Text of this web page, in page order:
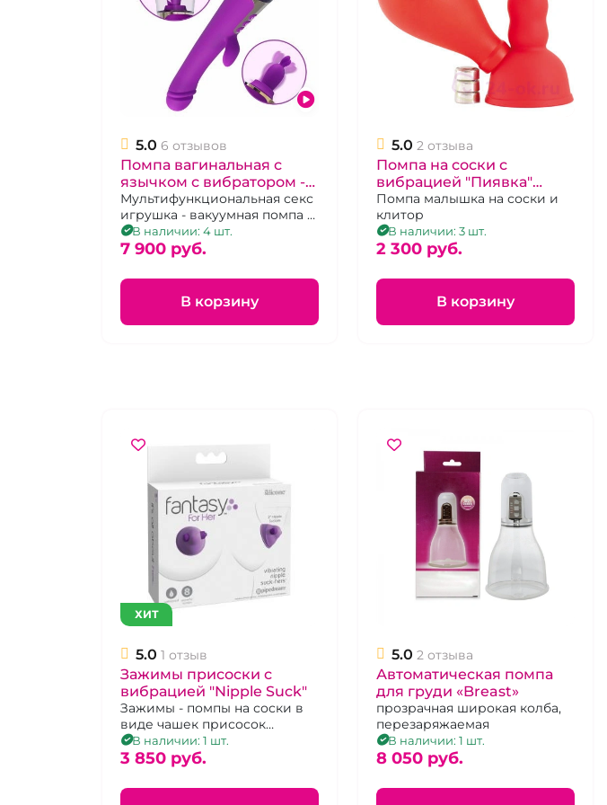
5.0 6 отзывов
Помпа вагинальная с
язычком с вибратором -
ручкой "S-Hande" Esther
Мультифункциональная секс
игрушка - вакуумная помпа и
вибратор кролик
В наличии: 4 шт.
7 900 pуб.
В корзину
5.0 2 отзыва
Помпа на соски с
вибрацией "Пиявка"
красная
Помпа малышка на соски и
клитор
В наличии: 3 шт.
2 300 pуб.
В корзину
ХИТ
5.0 1 отзыв
Зажимы присоски с
вибрацией "Nipple Suck"
Зажимы - помпы на соски в
виде чашек присосок
красивого сиреневого цвета
В наличии: 1 шт.
3 850 pуб.
5.0 2 отзыва
Автоматическая помпа
для груди «Breast»
прозрачная широкая колба,
перезаряжаемая
В наличии: 1 шт.
8 050 pуб.